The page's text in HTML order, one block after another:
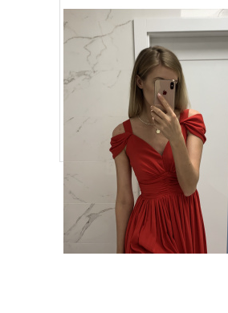
SUKIENKA CZERWONA
SZYFONU EMMA
369,90ZŁ